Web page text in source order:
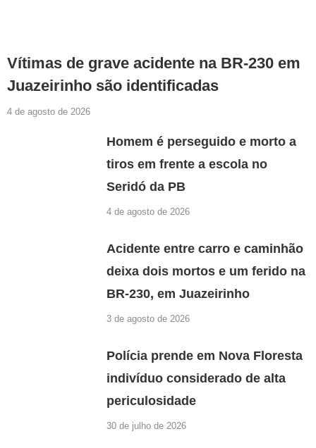
Vítimas de grave acidente na BR-230 em
Juazeirinho são identificadas
4 de agosto de 2026
Homem é perseguido e morto a
tiros em frente a escola no
Seridó da PB
4 de agosto de 2026
Acidente entre carro e caminhão
deixa dois mortos e um ferido na
BR-230, em Juazeirinho
3 de agosto de 2026
Polícia prende em Nova Floresta
indivíduo considerado de alta
periculosidade
30 de julho de 2026